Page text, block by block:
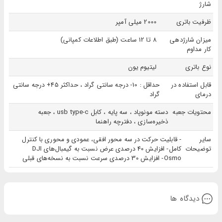
یک بار شارژ این گیمبال، می‌توان به مدت 12 ساعت به صورت مدوام از آن استفاده نمود. گیمبال
smooth4، از object tracking ساپورت می‌کند به این معنی که اشیایی که در تصویر دیده می‌شود را در
صورت تحرک دنبال می‌کند.
مشخصات گیمبال ژیون مدل Smooth 4
قابلیت شارژ
قابلیت تایم لپس
شارژ
ظرفیت باتری
2000 میلی آمپر
میزان شارژدهی
کار مداوم
8 تا 12 ساعت (طبق اطلاعات کمپانی)
نوع باتری
لیتیوم یون
قابل استفاده در
درمای
حداقل : 10- درجه سانتی گراد ، حداکثر 45+ درجه سانتی
گراد
محتویات جعبه
دسته مونوپاد ، سه پایه ، کابل usb type-c ، جعبه
ذخیره‌سازی ، دفترچه راهنما
سایر
توضیحات
- قابلیت حرکت در سه محور افقی، عمودی و محوری با کنترل
کامل- افزایش 40 درصدی عرض نسبت به گیمبال‌های DJI
Osmo- افزایش 30 درصدی سرعت نسبت به نسخه‌های قبلی
دیدگاه ها